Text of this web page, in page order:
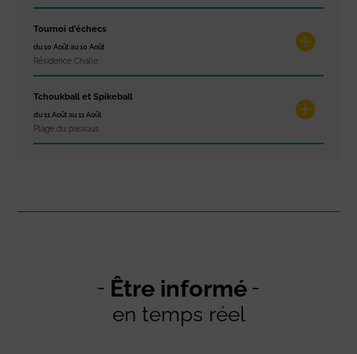
Tournoi d’échecs
du 10 Août au 10 Août
Résidence Challe
Tchoukball et Spikeball
du 11 Août au 11 Août
Plage du passous
Être informé
en temps réel